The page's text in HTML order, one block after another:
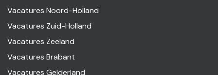
Vacatures Noord-Holland
Vacatures Zuid-Holland
Vacatures Zeeland
Vacatures Brabant
Vacatures Gelderland